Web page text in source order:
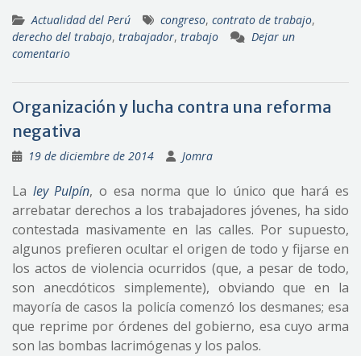
Actualidad del Perú congreso, contrato de trabajo,
derecho del trabajo, trabajador, trabajo
Dejar un
comentario
Organización y lucha contra una reforma
negativa
19 de diciembre de 2014 Jomra
La ley Pulpín, o esa norma que lo único que hará es
arrebatar derechos a los trabajadores jóvenes, ha sido
contestada masivamente en las calles. Por supuesto,
algunos prefieren ocultar el origen de todo y fijarse en
los actos de violencia ocurridos (que, a pesar de todo,
son anecdóticos simplemente), obviando que en la
mayoría de casos la policía comenzó los desmanes; esa
que reprime por órdenes del gobierno, esa cuyo arma
son las bombas lacrimógenas y los palos.